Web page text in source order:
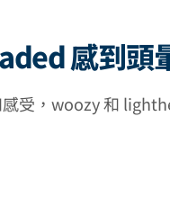
感到頭
受，woozy 和